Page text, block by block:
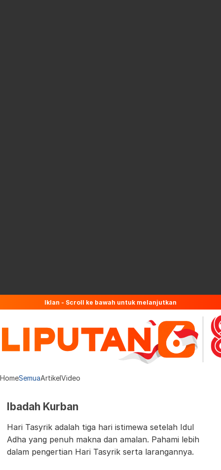
Iklan - Scroll ke bawah untuk melanjutkan
HomeSemuaArtikelVideo
Ibadah Kurban
Hari Tasyrik adalah tiga hari istimewa setelah Idul
Adha yang penuh makna dan amalan. Pahami lebih
dalam pengertian Hari Tasyrik serta larangannya.